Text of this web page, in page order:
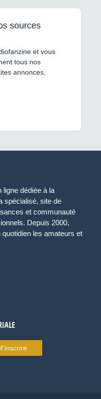
sources
et vous
tous nos
annonces,
ligne dédiée à la
spécialisé, site de
et communauté
Depuis 2000,
les amateurs et